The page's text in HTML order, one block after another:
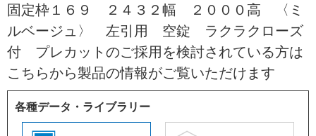
固定枠１６９ ２４３２幅 ２０００高 〈ミ
ルベージュ〉 左引用 空錠 ラクラクローズ
付 プレカットのご採用を検討されている方は
こちらから製品の情報がご覧いただけます
各種データ・ライブラリー